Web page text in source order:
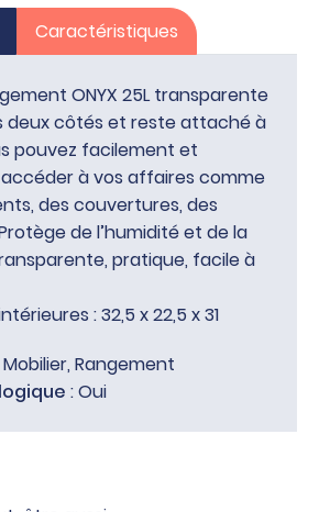
Caractéristiques
ONYX 25L transparente
deux côtés et reste attaché à
pouvez facilement et
à vos affaires comme
des couvertures, des
de l’humidité et de la
pratique, facile à
: 32,5 x 22,5 x 31
Mobilier, Rangement
: Oui